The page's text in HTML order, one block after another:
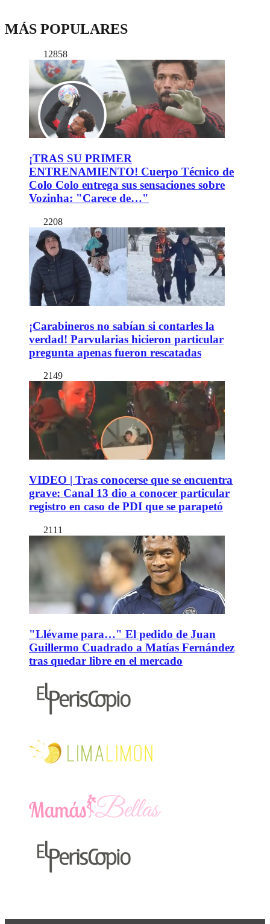
MÁS POPULARES
12858
¡TRAS SU PRIMER
ENTRENAMIENTO! Cuerpo Técnico de
Colo Colo entrega sus sensaciones sobre
Vozinha: "Carece de…"
2208
¡Carabineros no sabían si contarles la
verdad! Parvularias hicieron particular
pregunta apenas fueron rescatadas
2149
VIDEO | Tras conocerse que se encuentra
grave: Canal 13 dio a conocer particular
registro en caso de PDI que se parapetó
2111
"Llévame para…" El pedido de Juan
Guillermo Cuadrado a Matías Fernández
tras quedar libre en el mercado